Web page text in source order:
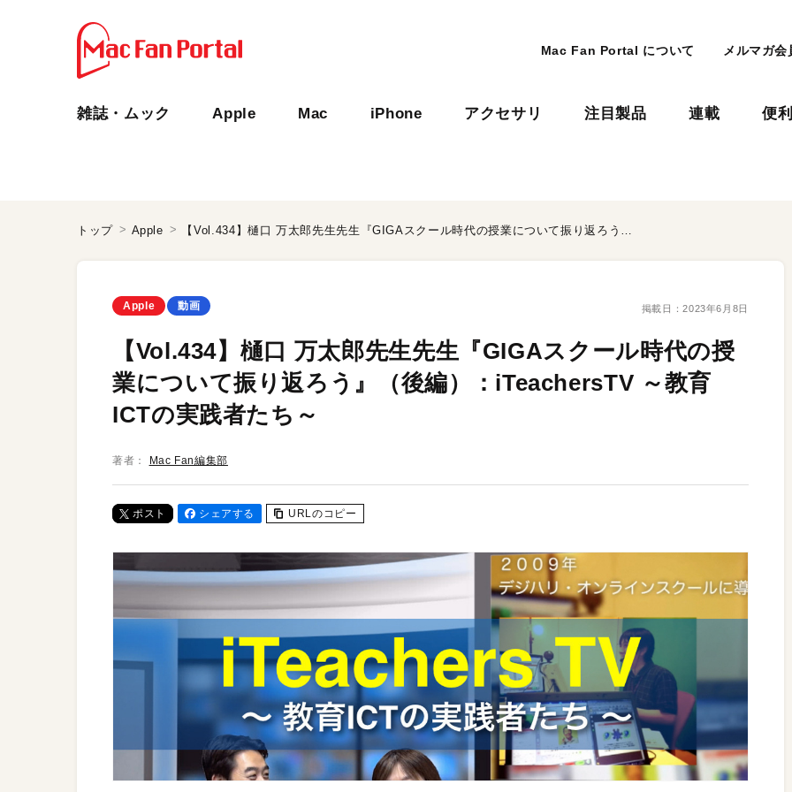
Mac Fan Portal について メルマガ会
雑誌・ムック Apple Mac iPhone アクセサリ 注目製品 連載 便
トップ Apple 【Vol.434】樋口 万太郎先生先生『GIGAスクール時代の授業について振り返ろう』（後編）：iTeachersTV ～教育ICTの実践者たち～
Apple 動画 掲載日：2023年6月8日
【Vol.434】樋口 万太郎先生先生『GIGAスクール時代の授
業について振り返ろう』（後編）：iTeachersTV ～教育
ICTの実践者たち～
著者： Mac Fan編集部
ポスト シェアする URLのコピー